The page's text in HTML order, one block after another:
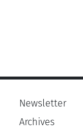
Newsletter
Archives